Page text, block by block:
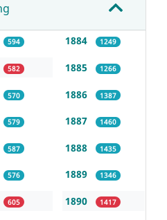
594
582
570
579
587
576
605
1884 1249
1885 1266
1886 1387
1887 1460
1888 1435
1889 1346
1890 1417